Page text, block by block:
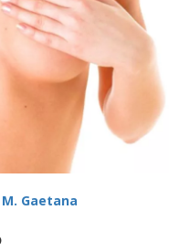
Gaetana